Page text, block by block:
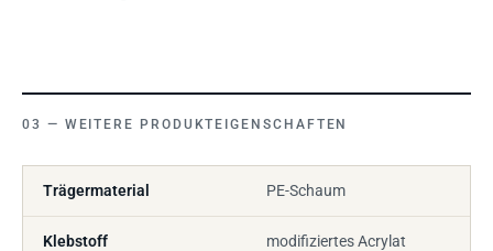
WEITERE PRODUKTEIGENSCHAFTEN
Trägermaterial PE-Schaum
Klebstoff modifiziertes Acrylat